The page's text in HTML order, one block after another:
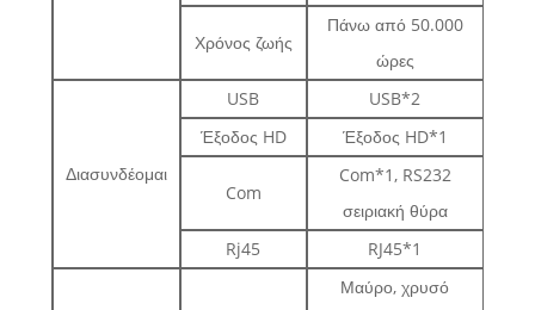
Χρόνος ζωής
Πάνω από 50.000
ώρες
Διασυνδέομαι
USB
USB*2
Έξοδος HD
Έξοδος HD*1
Com
Com*1, RS232
σειριακή θύρα
Rj45
RJ45*1
Μαύρο, χρυσό